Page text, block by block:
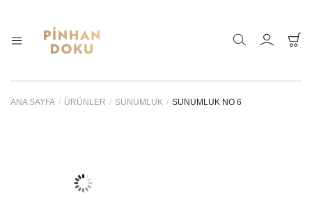
Bahçe
sonsuz
çeşitlilik
ve
kumaş
ANA SAYFA / ÜRÜNLER / SUNUMLUK / SUNUMLUK NO 6